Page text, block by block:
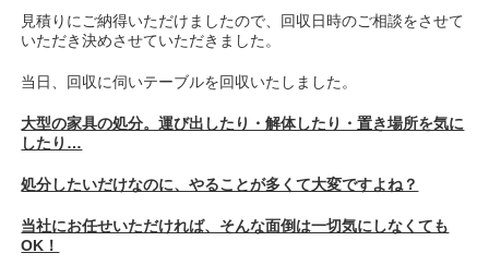
見積りにご納得いただけましたので、回収日時のご相談をさせて
いただき決めさせていただきました。
当日、回収に伺いテーブルを回収いたしました。
大型の家具の処分。運び出したり・解体したり・置き場所を気に
したり…
処分したいだけなのに、やることが多くて大変ですよね？
当社にお任せいただければ、そんな面倒は一切気にしなくても
OK！